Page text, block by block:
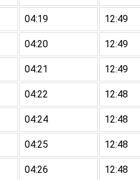
04:19 12:49
04:20 12:49
04:21 12:49
04:22 12:48
04:24 12:48
04:25 12:48
04:26 12:48